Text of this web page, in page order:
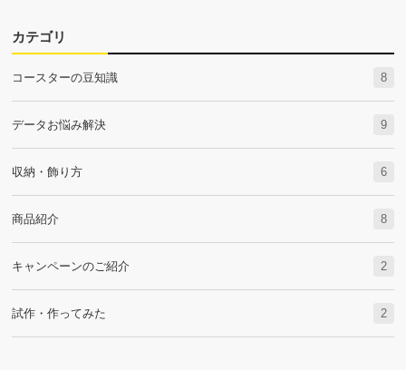
カテゴリ
コースターの豆知識 8
データお悩み解決 9
収納・飾り方 6
商品紹介 8
キャンペーンのご紹介 2
試作・作ってみた 2